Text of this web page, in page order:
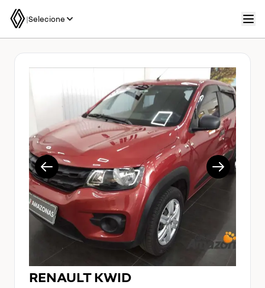
|Selecione
1/15
RENAULTKWID